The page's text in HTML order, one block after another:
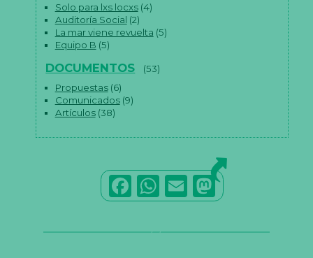
Solo para lxs locxs(4)
Auditoría Social (2)
La mar viene revuelta (5)
Equipo B (5)
DOCUMENTOS
(53)
Propuestas(6)
Comunicados(9)
Artículos(38)
F
a
c
W
h
a
E
m
ai
M
a
st